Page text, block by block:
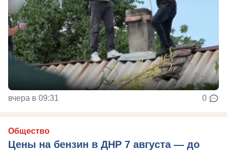
вчера в 09:31 0
Общество
Цены на бензин в ДНР 7 августа — до